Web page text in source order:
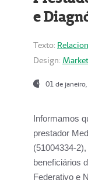
e
Texto:
Design:
01 de
Informamos
prestador
(51004334-
beneficiários
Federativo e